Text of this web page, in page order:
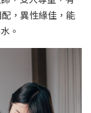
，異性緣佳，能
。